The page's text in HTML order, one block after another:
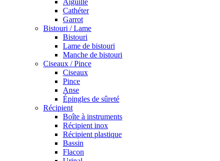
Aiguille
Cathéter
Garrot
Bistouri / Lame
Bistouri
Lame de bistouri
Manche de bistouri
Ciseaux / Pince
Ciseaux
Pince
Anse
Épingles de sûreté
Récipient
Boîte à instruments
Récipient inox
Récipient plastique
Bassin
Flacon